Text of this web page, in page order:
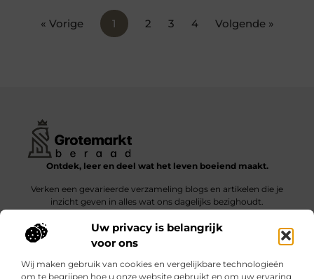
Uw privacy is belangrijk
voor ons
Wij maken gebruik van cookies en vergelijkbare technologieën
om te begrijpen hoe u onze website gebruikt en om uw ervaring
« Vorige 1 2 3 4 Volgende »
Ontdek, leer en deel wat het leven boeiend maakt.
Verken een gevarieerde verzameling blogs en artikelen die je
inzicht geven in alles wat ons dagelijks bezighoudt.
Bericht categorie